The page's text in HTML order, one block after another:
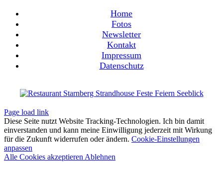
Home
Fotos
Newsletter
Kontakt
Impressum
Datenschutz
Page load link
Diese Seite nutzt Website Tracking-Technologien. Ich bin damit
einverstanden und kann meine Einwilligung jederzeit mit Wirkung
für die Zukunft widerrufen oder ändern. Cookie-Einstellungen
anpassen
Alle Cookies akzeptieren Ablehnen